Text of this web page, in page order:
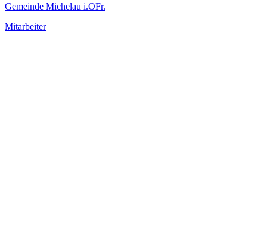
Gemeinde Michelau i.OFr.
Mitarbeiter